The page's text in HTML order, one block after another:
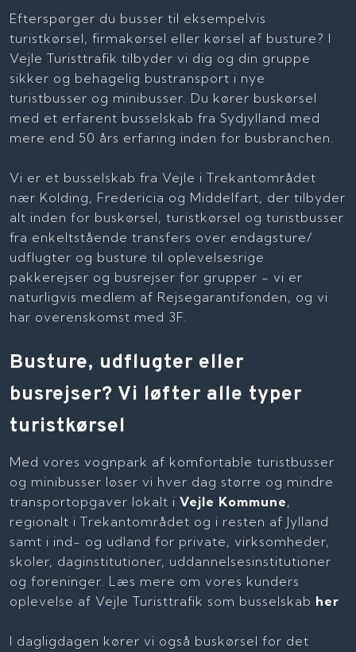
Efterspørger du busser til eksempelvis
turistkørsel, firmakørsel eller kørsel af busture? I
Vejle Turisttrafik tilbyder vi dig og din gruppe
sikker og behagelig bustransport i nye
turistbusser og minibusser. Du kører buskørsel
med et erfarent busselskab fra Sydjylland med
mere end 50 års erfaring inden for busbranchen.
Vi er et busselskab fra Vejle i Trekantområdet
nær Kolding, Fredericia og Middelfart, der tilbyder
alt inden for buskørsel, turistkørsel og turistbusser
fra enkeltstående transfers over endagsture/
udflugter og busture til oplevelsesrige
pakkerejser og busrejser for grupper - vi er
naturligvis medlem af Rejsegarantifonden, og vi
har overenskomst med 3F.
Busture, udflugter eller
busrejser? Vi løfter alle typer
turistkørsel
Med vores vognpark af komfortable turistbusser
og minibusser løser vi hver dag større og mindre
transportopgaver lokalt iVejle Kommune,
regionalt i Trekantområdet og i resten af Jylland
samt i ind- og udland for private, virksomheder,
skoler, daginstitutioner, uddannelsesinstitutioner
og foreninger. Læs mere om vores kunders
oplevelse af Vejle Turisttrafik som busselskab her
I dagligdagen kører vi også buskørsel for det